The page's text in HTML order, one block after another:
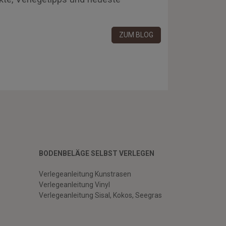
ZUM BLOG
BODENBELÄGE SELBST VERLEGEN
Verlegeanleitung Kunstrasen
Verlegeanleitung Vinyl
Verlegeanleitung Sisal, Kokos, Seegras